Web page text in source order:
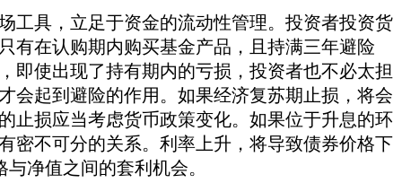
具，立足于资金的流动性管理。投资者投资货
有在认购期内购买基金产品，且持满三年避险
即使出现了持有期内的亏损，投资者也不必太担
会起到避险的作用。如果经济复苏期止损，将会
止损应当考虑货币政策变化。如果位于升息的环
密不可分的关系。利率上升，将导致债券价格下
净值之间的套利机会。